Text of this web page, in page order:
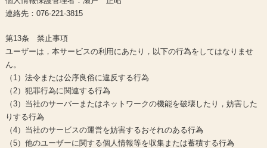
連絡先：076-221-3815
第13条 禁止事項
ユーザーは，本サービスの利用にあたり，以下の行為をしてはなりませ
ん。
（1）法令または公序良俗に違反する行為
（2）犯罪行為に関連する行為
（3）当社のサーバーまたはネットワークの機能を破壊したり，妨害した
りする行為
（4）当社のサービスの運営を妨害するおそれのある行為
（5）他のユーザーに関する個人情報等を収集または蓄積する行為